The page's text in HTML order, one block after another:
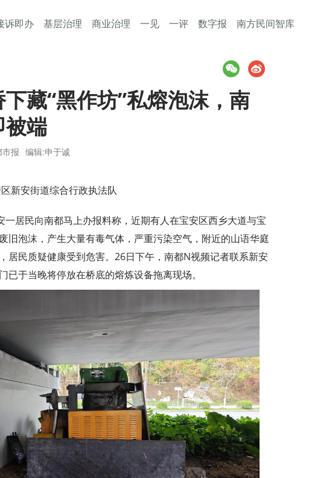
诉即办 基层治理 商业治理 一见 一评 数字报 南方民间智库
藏“黑作坊”私熔泡沫，南
被端
报 编辑:申于诚
新安街道综合行政执法队
一居民向南都马上办报料称，近期有人在宝安区西乡大道与宝
旧泡沫，产生大量有毒气体，严重污染空气，附近的山语华庭
居民质疑健康受到危害。26日下午，南都N视频记者联系新安
已于当晚将停放在桥底的熔炼设备拖离现场。